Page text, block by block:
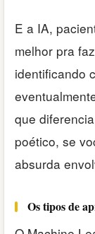
E a IA,
melhor pra
identificando
que
poético, se
absurda
Os tipos de